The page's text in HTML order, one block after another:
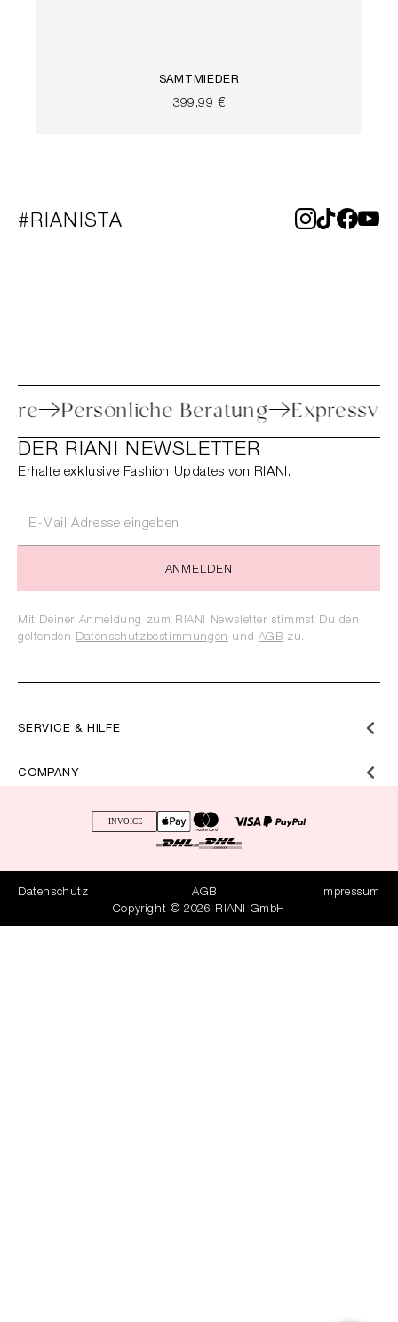
SAMTMIEDER
399,99 €
#RIANISTA
Persönliche Beratung
SERVICE & HILFE
COMPANY
DER RIANI NEWSLETTER
Erhalte exklusive Fashion Updates von RIANI.
ANMELDEN
Mit Deiner Anmeldung zum RIANI Newsletter stimmst Du den
geltenden Datenschutzbestimmungen und AGB zu.
Datenschutz AGB
Impressum
Copyright © 2026 RIANI GmbH